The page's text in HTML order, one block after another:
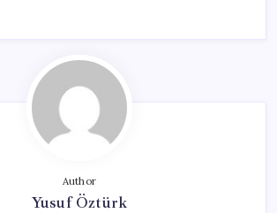
Author
Yusuf Öztürk